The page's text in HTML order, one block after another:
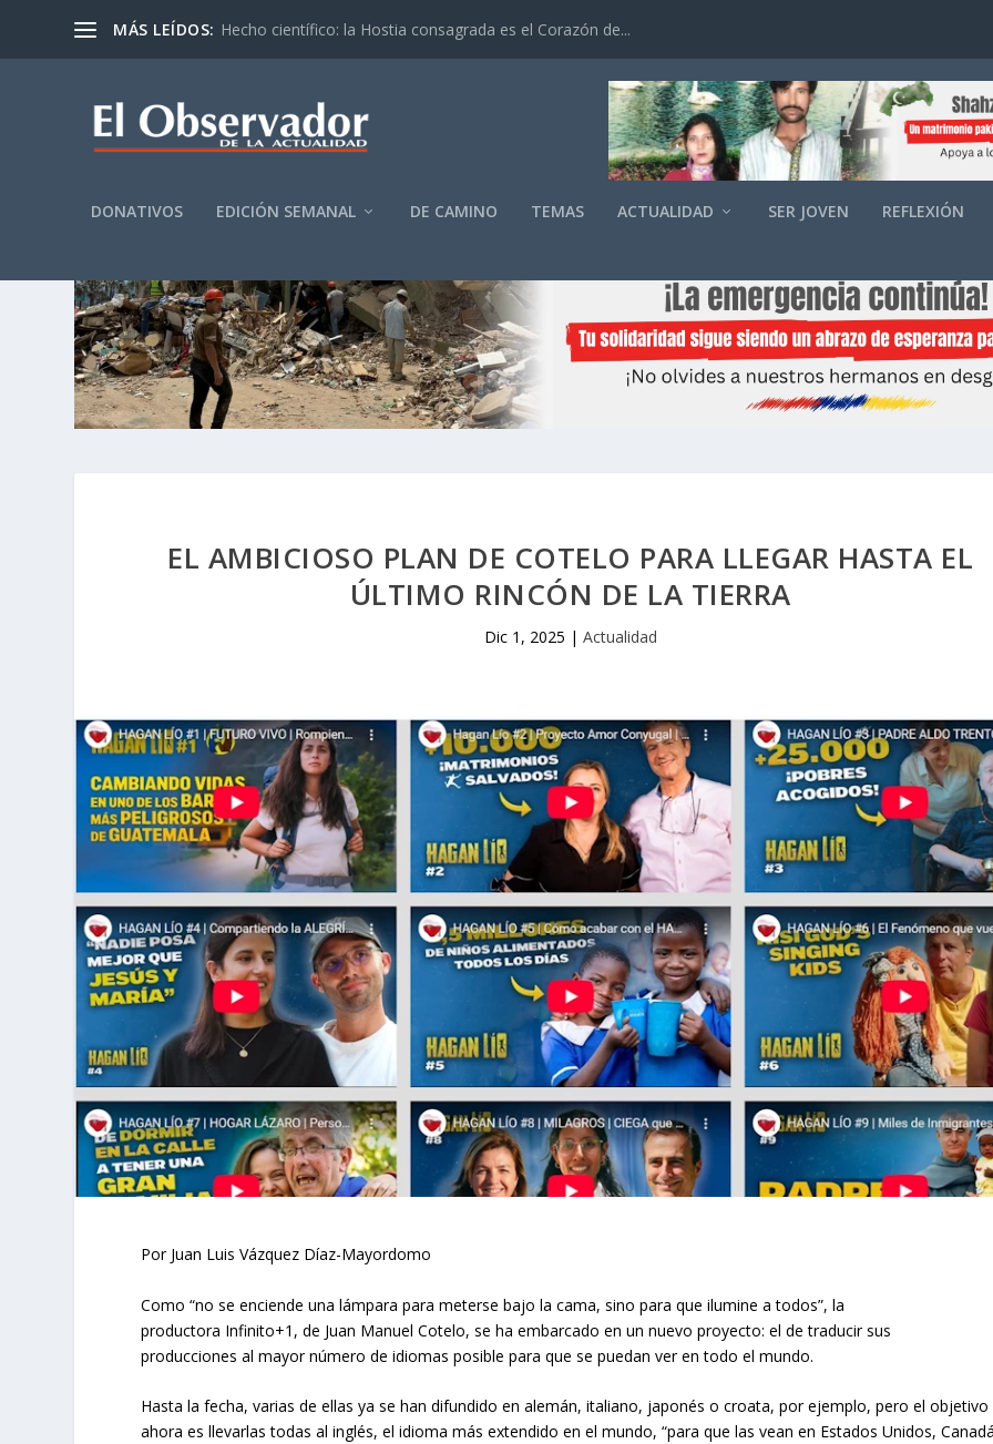
MÁS LEÍDOS: Hecho científico: la Hostia consagrada es el Corazón de...
DONATIVOS EDICIÓN SEMANAL DE CAMINO TEMAS ACTUALIDAD SER JOVEN REFLEXIÓN
EL AMBICIOSO PLAN DE COTELO PARA LLEGAR HASTA EL
ÚLTIMO RINCÓN DE LA TIERRA
Dic 1, 2025 | Actualidad
Por Juan Luis Vázquez Díaz-Mayordomo
Como “no se enciende una lámpara para meterse bajo la cama, sino para que ilumine a todos”, la
productora Infinito+1, de Juan Manuel Cotelo, se ha embarcado en un nuevo proyecto: el de traducir sus
producciones al mayor número de idiomas posible para que se puedan ver en todo el mundo.
Hasta la fecha, varias de ellas ya se han difundido en alemán, italiano, japonés o croata, por ejemplo, pero el objetivo
ahora es llevarlas todas al inglés, el idioma más extendido en el mundo, “para que las vean en Estados Unidos,